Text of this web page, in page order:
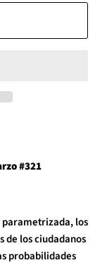
#321
parametrizada, los
de los ciudadanos
probabilidades